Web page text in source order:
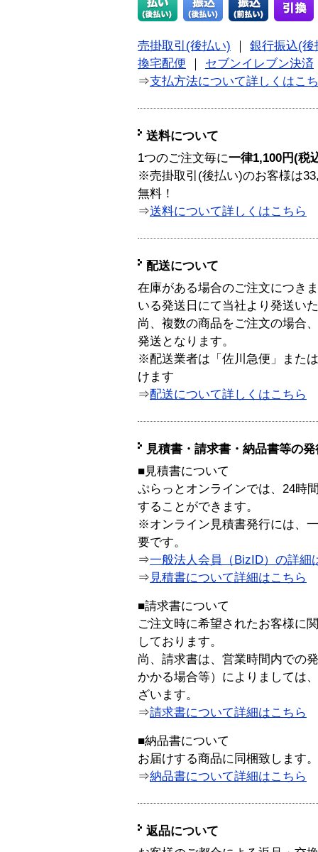
売掛取引(後払い)
銀行振込(後
換宅配便
セブンイレブン決済
⇒支払方法について詳しくはこ
送料について
1つのご注文毎に一律1,100円(税
※売掛取引(後払い)のお客様は
無料！
⇒送料について詳しくはこちら
配送について
在庫がある場合のご注文につき
いる発送日にて当社より発送い
尚、複数の商品をご注文の場合
発送となります。
※配送業者は「佐川急便」また
けます
⇒配送について詳しくはこちら
見積書・請求書・納品書等の
■見積書について
ぷらっとオンラインでは、24時
することができます。
※オンライン見積書発行には、
要です。
⇒一般法人会員（BizID）の詳細
⇒ 見積書について詳細はこちら
■請求書について
ご注文時に希望されたお客様に
しております。
尚、請求書は、営業時間内での
かかる場合等）によりましては
ざいます。
⇒請求書について詳細はこちら
■納品書について
お届けする商品に同梱致します。
⇒納品書について詳細はこちら
返品について